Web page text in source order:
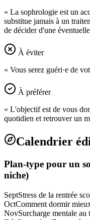
« La sophrologie est un
substitue jamais à un
de décider d'une
À éviter
« Vous serez guéri·e de
À préférer
« L'objectif est de vous
quotidien et retrouver un
Calendrier
Plan-type pour un
niche)
SeptStress de la rentrée
OctComment dormir
NovSurcharge mentale